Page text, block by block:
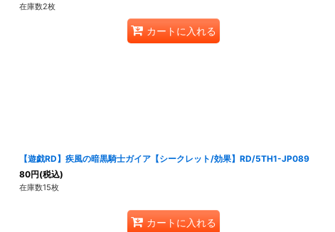
在庫数2枚
カートに入れる
【遊戯RD】疾風の暗黒騎士ガイア【シークレット/効果】RD/5TH1-JP089
80円(税込)
在庫数15枚
カートに入れる